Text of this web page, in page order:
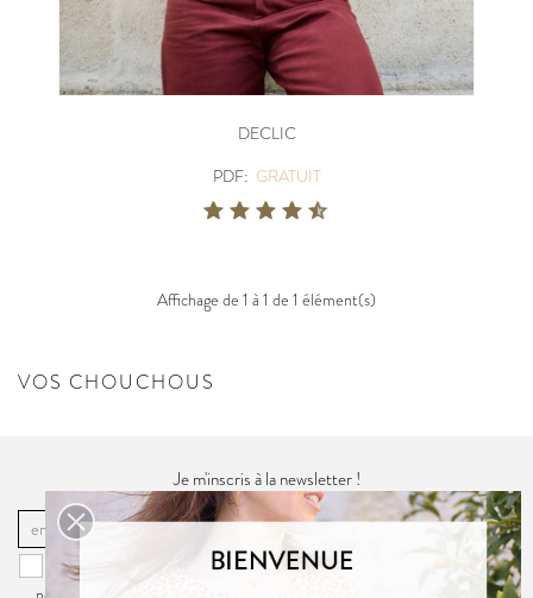
DECLIC
PDF: GRATUIT
Affichage de 1 à 1 de 1 élément(s)
VOS CHOUCHOUS
Je m'inscris à la newsletter !
OK
Vous pouvez vous désinscrire à tout moment. Vous trouverez pour cela